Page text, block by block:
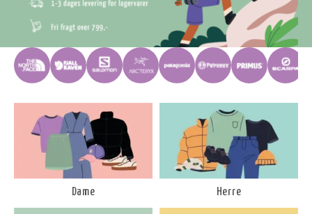
Dame Herre